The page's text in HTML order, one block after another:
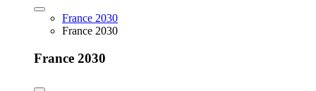
France 2030
France 2030
France 2030